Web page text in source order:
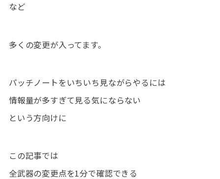
など
多くの変更が入ってます。
パッチノートをいちいち見ながらやるには
情報量が多すぎて見る気にならない
という方向けに
この記事では
全武器の変更点を1分で確認できる